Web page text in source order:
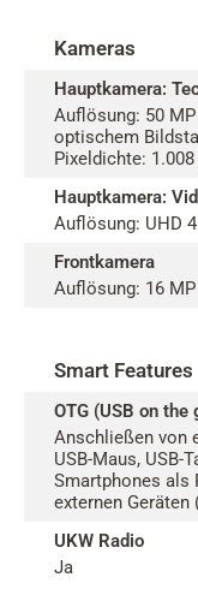
Kameras
Hauptkamera:
Auflösung: 50
optischem
Pixeldichte:
Hauptkamera:
Auflösung: UHD
Frontkamera
Auflösung: 16
Smart Features
OTG (USB on the
Anschließen von
USB-Maus, USB-
Smartphones als
externen Geräten
UKW Radio
Ja